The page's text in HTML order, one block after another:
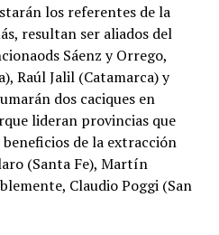
los referentes de la
resultan ser aliados del
Sáenz y Orrego,
Raúl Jalil (Catamarca) y
dos caciques en
lideran provincias que
de la extracción
(Santa Fe), Martín
Claudio Poggi (San